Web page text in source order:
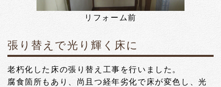
リフォーム前
張り替えで光り輝く床に
老朽化した床の張り替え工事を行いました。
腐食箇所もあり、尚且つ経年劣化で床が変色し、光